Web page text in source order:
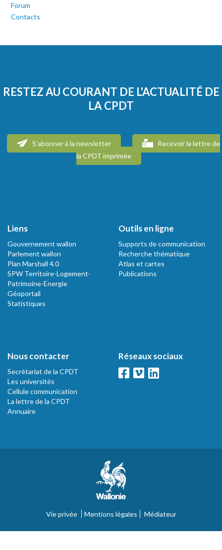
Forum
Contacts
RESTEZ AU COURANT DE L'ACTUALITÉ DE
LA CPDT
S'abonner à la newsletter
Recevoir la lettre de
la CPDT imprimée
Liens
Gouvernement wallon
Parlement wallon
Plan Marshall 4.0
SPW Territoire-Logement-
Patrimoine-Energie
Géoportail
Statistiques
Outils en ligne
Supports de communication
Recherche thématique
Atlas et cartes
Publications
Nous contacter
Secrétariat de la CPDT
Les universités
Cellule communication
La lettre de la CPDT
Annuaire
Réseaux sociaux
Vie privée Mentions légales Médiateur